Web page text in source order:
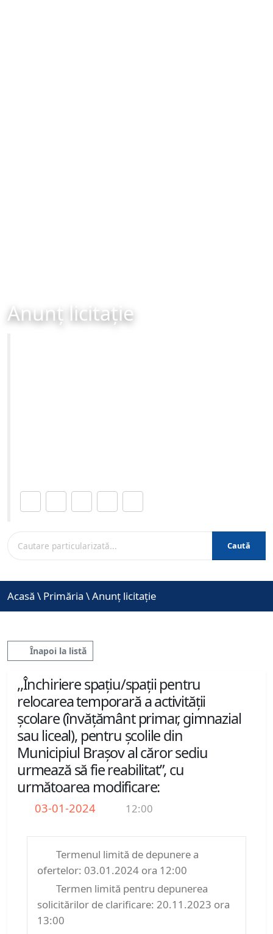
Anunț licitație
Caută
Acasă \ Primăria \Anunț licitație
Înapoi la listă
,,Închiriere spațiu/spații pentru
relocarea temporară a activității
școlare (învățământ primar, gimnazial
sau liceal), pentru școlile din
Municipiul Brașov al căror sediu
urmează să fie reabilitat”, cu
următoarea modificare:
03-01-2024 12:00
Termenul limită de depunere a
ofertelor: 03.01.2024 ora 12:00
Termen limită pentru depunerea
solicitărilor de clarificare: 20.11.2023 ora
13:00